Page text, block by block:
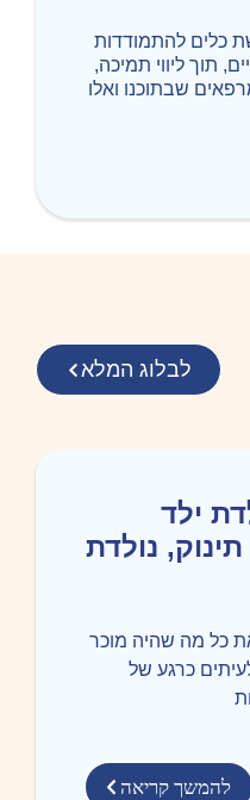
כלים להתמודדות
תוך ליווי תמיכה,
שבתוכנו ואלו
לבלוג המלא
ילד
נולדת
כל מה שהיה מוכר
כרגע של
להמשך קריאה